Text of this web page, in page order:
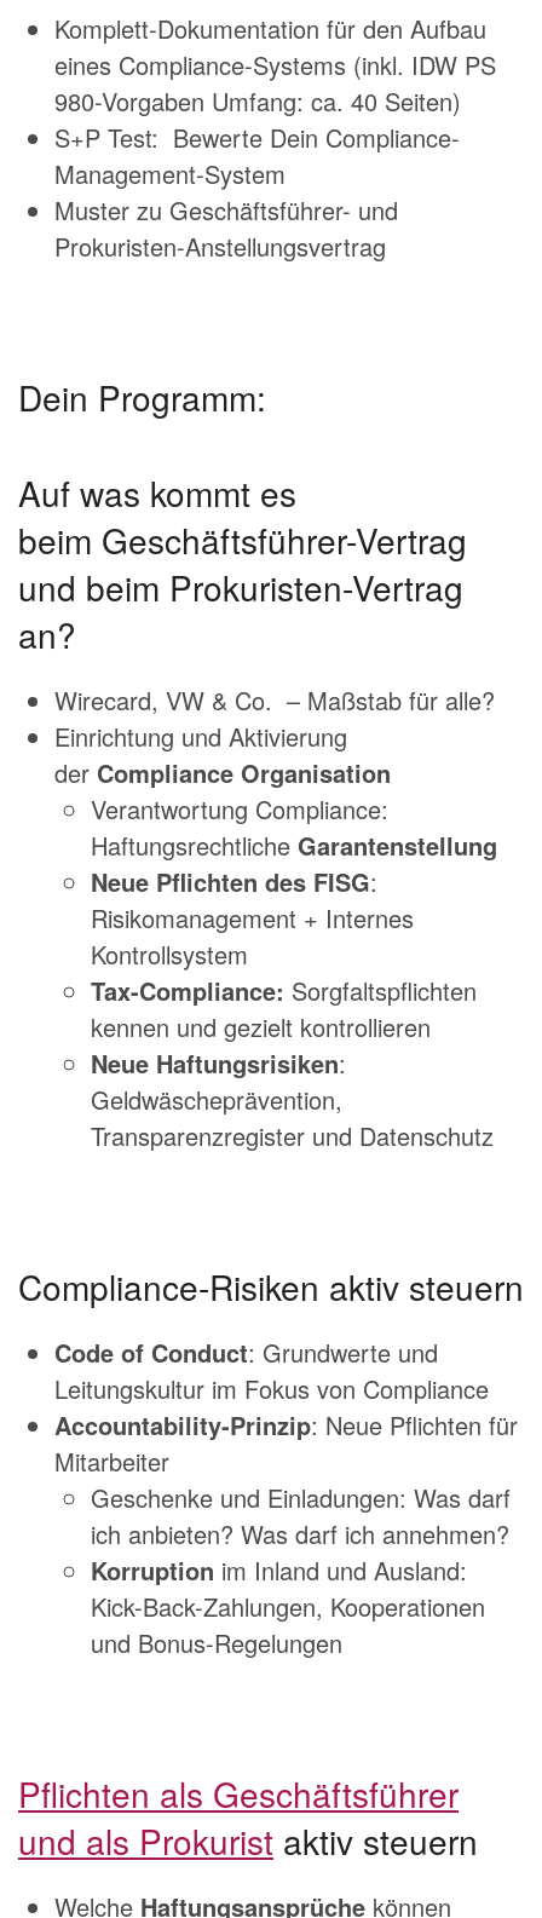
Komplett-Dokumentation für den Aufbau
eines Compliance-Systems (inkl. IDW PS
980-Vorgaben Umfang: ca. 40 Seiten)
S+P Test: Bewerte Dein Compliance-
Management-System
Muster zu Geschäftsführer- und
Prokuristen-Anstellungsvertrag
Dein Programm:
Auf was kommt es
beim Geschäftsführer-Vertrag
und beim Prokuristen-Vertrag
an?
Wirecard, VW & Co. – Maßstab für alle?
Einrichtung und Aktivierung
der Compliance Organisation
Verantwortung Compliance:
Haftungsrechtliche Garantenstellung
Neue Pflichten des FISG:
Risikomanagement + Internes
Kontrollsystem
Tax-Compliance: Sorgfaltspflichten
kennen und gezielt kontrollieren
Neue Haftungsrisiken:
Geldwäscheprävention,
Transparenzregister und Datenschutz
Compliance-Risiken aktiv steuern
Code of Conduct: Grundwerte und
Leitungskultur im Fokus von Compliance
Accountability-Prinzip: Neue Pflichten für
Mitarbeiter
Geschenke und Einladungen: Was darf
ich anbieten? Was darf ich annehmen?
Korruption im Inland und Ausland:
Kick-Back-Zahlungen, Kooperationen
und Bonus-Regelungen
Pflichten als Geschäftsführer
und als Prokurist aktiv steuern
Welche Haftungsansprüche können